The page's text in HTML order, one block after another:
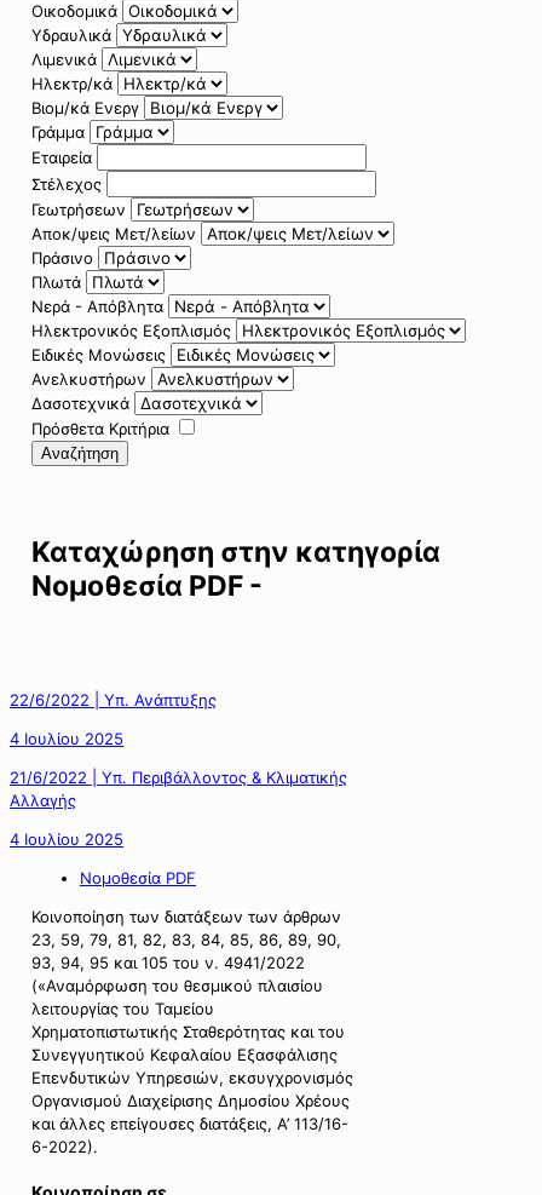
Οικοδομικά
Υδραυλικά
Λιμενικά
Ηλεκτρ/κά
Βιομ/κά Ενεργ
Γράμμα
Εταιρεία
Στέλεχος
Γεωτρήσεων
Αποκ/ψεις Μετ/λείων
Πράσινο
Πλωτά
Νερά - Απόβλητα
Ηλεκτρονικός Εξοπλισμός
Ειδικές Μονώσεις
Ανελκυστήρων
Δασοτεχνικά
Πρόσθετα Κριτήρια
Αναζήτηση
Καταχώρηση στην κατηγορία
Νομοθεσία PDF -
22/6/2022 | Υπ. Ανάπτυξης
4 Ιουλίου 2025
21/6/2022 | Υπ. Περιβάλλοντος & Κλιματικής
Αλλαγής
4 Ιουλίου 2025
Νομοθεσία PDF
Κοινοποίηση των διατάξεων των άρθρων
23, 59, 79, 81, 82, 83, 84, 85, 86, 89, 90,
93, 94, 95 και 105 του ν. 4941/2022
(«Αναμόρφωση του θεσμικού πλαισίου
λειτουργίας του Ταμείου
Χρηματοπιστωτικής Σταθερότητας και του
Συνεγγυητικού Κεφαλαίου Εξασφάλισης
Επενδυτικών Υπηρεσιών, εκσυγχρονισμός
Οργανισμού Διαχείρισης Δημοσίου Χρέους
και άλλες επείγουσες διατάξεις, Α’ 113/16-
6-2022).